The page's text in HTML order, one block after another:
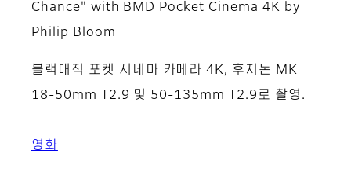
Chance" with BMD Pocket Cinema 4K by
Philip Bloom
블랙매직 포켓 시네마 카메라 4K, 후지논 MK
18-50mm T2.9 및 50-135mm T2.9로 촬영.
영화